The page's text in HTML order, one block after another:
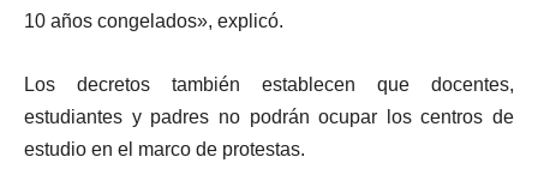
10 años congelados», explicó.
Los decretos también establecen que docentes,
estudiantes y padres no podrán ocupar los centros de
estudio en el marco de protestas.